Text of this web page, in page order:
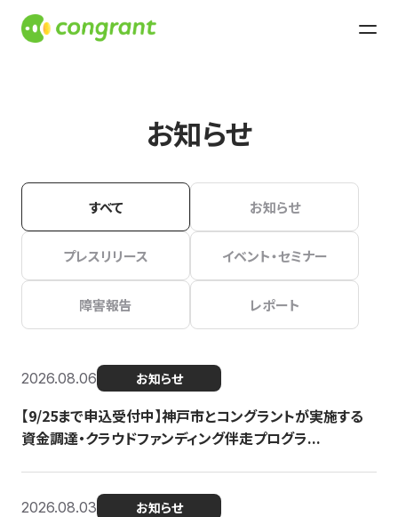
お知らせ
すべて お知らせ
プレスリリース イベント・セミナー
障害報告 レポート
2026.08.06 お知らせ
【9/25まで申込受付中】神戸市とコングラントが実施する
資金調達・クラウドファンディング伴走プログラ...
2026.08.03 お知らせ